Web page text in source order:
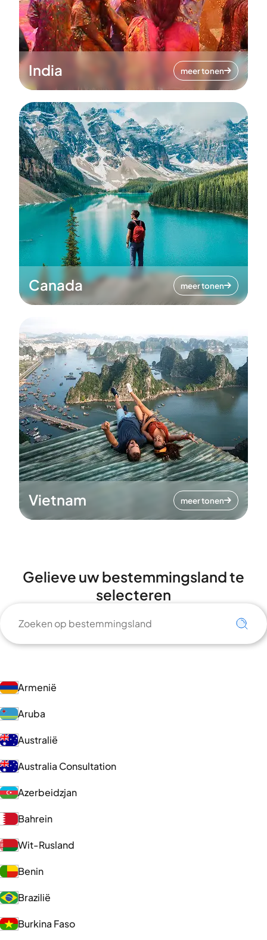
India meer tonen
Canada meer tonen
Vietnam meer tonen
Gelieve uw bestemmingsland te
selecteren
Armenië
Aruba
Australië
Australia Consultation
Azerbeidzjan
Bahrein
Wit-Rusland
Benin
Brazilië
Burkina Faso